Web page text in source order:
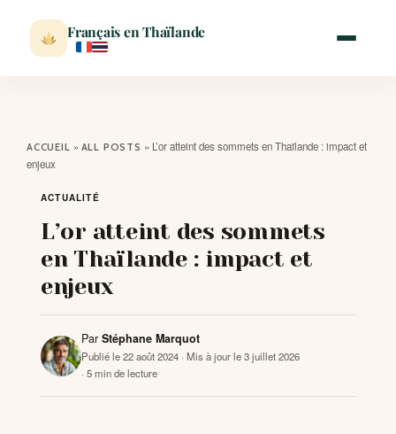
Français en Thaïlande
VISITER
MÉTÉO
EXPATRIATION
BLOG
ACCUEIL » ALL POSTS » L’or atteint des sommets en Thaïlande : impact et
enjeux
ACTUALITÉ
L’or atteint des sommets
en Thaïlande : impact et
enjeux
Par Stéphane Marquot
Publié le 22 août 2024 · Mis à jour le 3 juillet 2026
· 5 min de lecture